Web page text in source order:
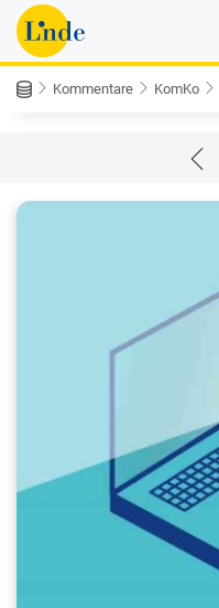
Kommentare KomKo